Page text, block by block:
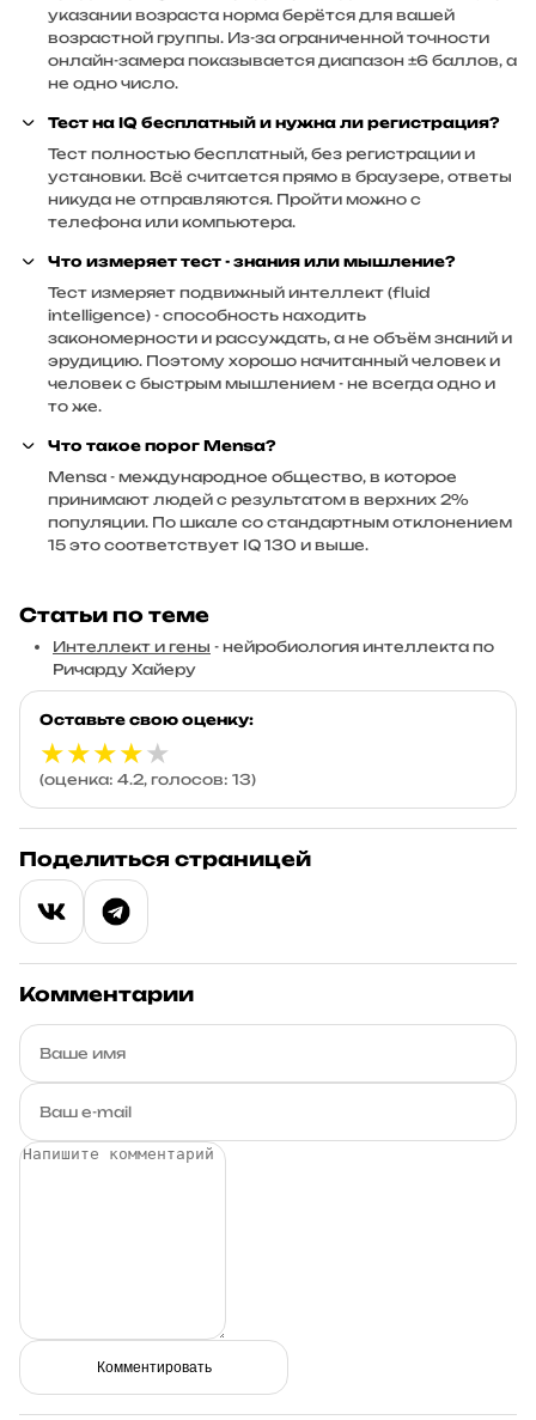
указании возраста норма берётся для вашей
возрастной группы. Из-за ограниченной точности
онлайн-замера показывается диапазон ±6 баллов, а
не одно число.
Тест на IQ бесплатный и нужна ли регистрация?
Тест полностью бесплатный, без регистрации и
установки. Всё считается прямо в браузере, ответы
никуда не отправляются. Пройти можно с
телефона или компьютера.
Что измеряет тест - знания или мышление?
Тест измеряет подвижный интеллект (fluid
intelligence) - способность находить
закономерности и рассуждать, а не объём знаний и
эрудицию. Поэтому хорошо начитанный человек и
человек с быстрым мышлением - не всегда одно и
то же.
Что такое порог Mensa?
Mensa - международное общество, в которое
принимают людей с результатом в верхних 2%
популяции. По шкале со стандартным отклонением
15 это соответствует IQ 130 и выше.
Статьи по теме
Интеллект и гены - нейробиология интеллекта по
Ричарду Хайеру
Оставьте свою оценку:
★★★★★
(оценка: 4.2, голосов: 13)
Поделиться страницей
Комментарии
Комментировать